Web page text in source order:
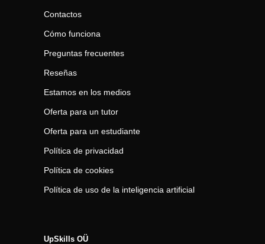
Contactos
Cómo funciona
Preguntas frecuentes
Reseñas
Estamos en los medios
Oferta para un tutor
Oferta para un estudiante
Política de privacidad
Política de cookies
Política de uso de la inteligencia artificial
UpSkills OÜ